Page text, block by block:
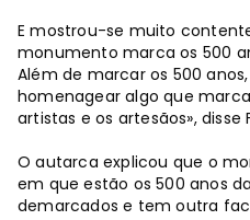
E mostrou-se muito
monumento marca os 500
Além de marcar os 500
homenagear algo que
artistas e os artesãos», disse
O autarca explicou que o
em que estão os 500 anos
demarcados e tem outra